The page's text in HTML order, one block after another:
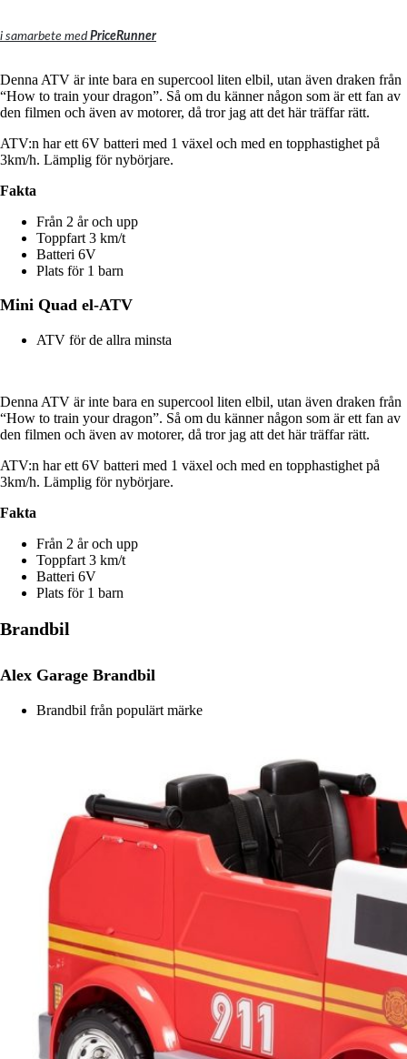
i samarbete med PriceRunner
Denna ATV är inte bara en supercool liten elbil, utan även draken från
“How to train your dragon”. Så om du känner någon som är ett fan av
den filmen och även av motorer, då tror jag att det här träffar rätt.
ATV:n har ett 6V batteri med 1 växel och med en topphastighet på
3km/h. Lämplig för nybörjare.
Fakta
Från 2 år och upp
Toppfart 3 km/t
Batteri 6V
Plats för 1 barn
Mini Quad el-ATV
ATV för de allra minsta
Denna ATV är inte bara en supercool liten elbil, utan även draken från
“How to train your dragon”. Så om du känner någon som är ett fan av
den filmen och även av motorer, då tror jag att det här träffar rätt.
ATV:n har ett 6V batteri med 1 växel och med en topphastighet på
3km/h. Lämplig för nybörjare.
Fakta
Från 2 år och upp
Toppfart 3 km/t
Batteri 6V
Plats för 1 barn
Brandbil
Alex Garage Brandbil
Brandbil från populärt märke